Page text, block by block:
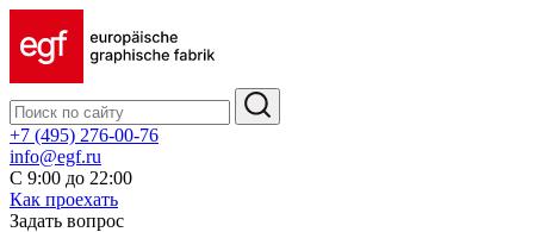
+7 (495) 276-00-76
info@egf.ru
С 9:00 до 22:00
Как проехать
Задать вопрос